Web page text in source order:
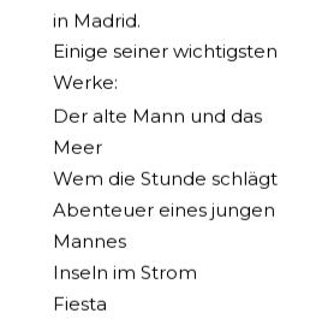
in Madrid.
Einige seiner wichtigsten
Werke:
Der alte Mann und das
Meer
Wem die Stunde schlägt
Abenteuer eines jungen
Mannes
Inseln im Strom
Fiesta